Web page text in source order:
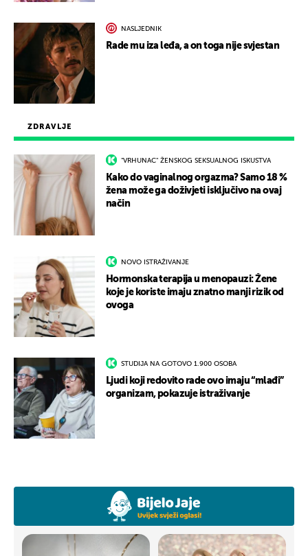
ZDRAVLJE
"VRHUNAC" ŽENSKOG SEKSUALNOG ISKUSTVA
Kako do vaginalnog orgazma? Samo 18 %
žena može ga doživjeti isključivo na ovaj
način
NOVO ISTRAŽIVANJE
Hormonska terapija u menopauzi: Žene
koje je koriste imaju znatno manji rizik od
ovoga
STUDIJA NA GOTOVO 1.900 OSOBA
Ljudi koji redovito rade ovo imaju “mlađi”
organizam, pokazuje istraživanje
NASLJEDNIK
Rade mu iza leđa, a on toga nije svjestan